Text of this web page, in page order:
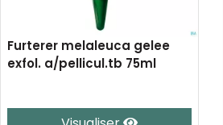
Furterer melaleuca gelee
exfol. a/pellicul.tb 75ml